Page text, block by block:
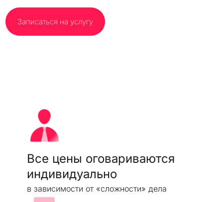
Записаться на услугу
Все цены оговариваются
индивидуально
в зависимости от «сложности» дела